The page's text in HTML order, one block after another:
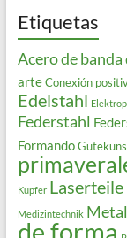
Etiquetas
Acero de
arte Conexión
Edelstahl
Federstahl
Formando
Kupfer Laserteile
Medizintechnik
de forma